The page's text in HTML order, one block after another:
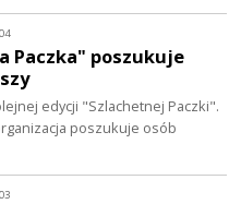
Paczka" poszukuje
edycji "Szlachetnej Paczki".
poszukuje osób